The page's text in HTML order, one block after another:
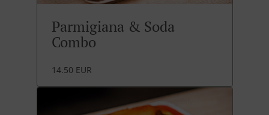
Parmigiana & Soda
Combo
14.50 EUR